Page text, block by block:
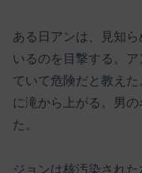
ある日アンは、見知
いるのを目撃する。
ていて危険だと教え
に滝から上がる。男
た。
ジョンは核汚染され